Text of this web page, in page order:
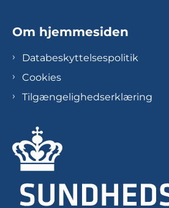
Om hjemmesiden
Databeskyttelsespolitik
Cookies
Tilgængelighedserklæring